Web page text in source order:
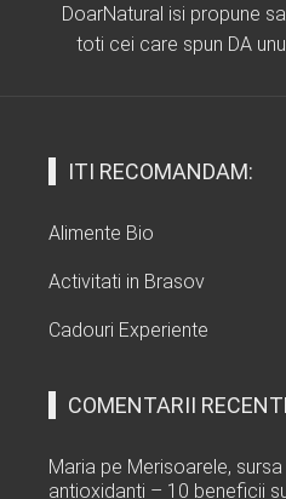
DoarNatural isi propune
toti cei care spun DA
ITI RECOMANDAM:
Alimente Bio
Activitati in Brasov
Cadouri Experiente
COMENTARII
Maria pe Merisoarele,
antioxidanti – 10 beneficii